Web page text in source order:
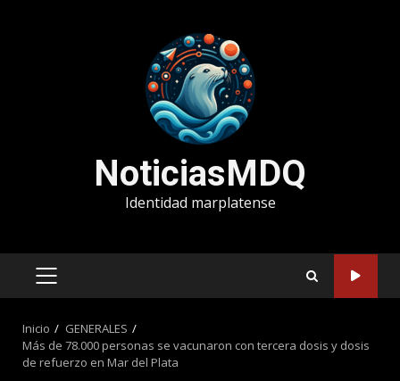
NoticiasMDQ
Identidad marplatense
MENÚ
Inicio
GENERALES
Más de 78.000 personas se vacunaron con tercera dosis y dosis
de refuerzo en Mar del Plata